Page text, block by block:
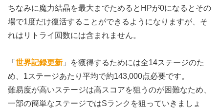
ちなみに魔力結晶を最大までためるとHPが0になるとその
場で1度だけ復活することができるようになりますが、そ
れはリトライ回数には含まれません。
「 世界記録更新 」を獲得するためには全14ステージのた
め、1ステージあたり平均で約143,000点必要です。
難易度が高いステージは高スコアを狙うのが困難なため、
一部の簡単なステージではSランクを狙っていきましょ